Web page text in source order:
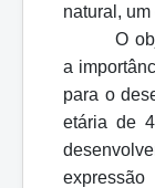
natural,
O
a
para o
etária de